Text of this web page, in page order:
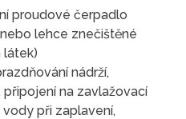
proudové čerpadlo
lehce znečištěné
látek)
nádrží,
na zavlažovací
při zaplavení,